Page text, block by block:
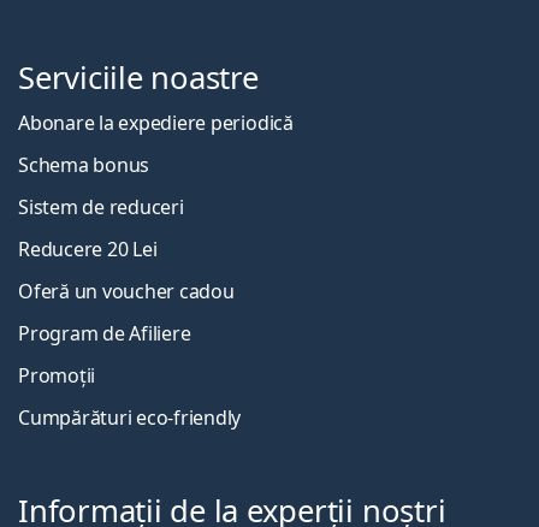
Serviciile noastre
Abonare la expediere periodică
Schema bonus
Sistem de reduceri
Reducere 20 Lei
Oferă un voucher cadou
Program de Afiliere
Promoții
Cumpărături eco-friendly
Informații de la experții noștri